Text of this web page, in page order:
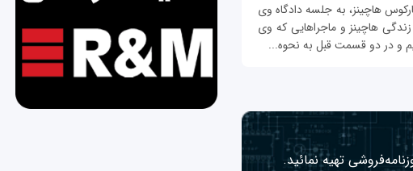
هاچینز، به جلسه دادگاه وی
هاچینز و ماجراهایی که وی
تهیه نمائید.